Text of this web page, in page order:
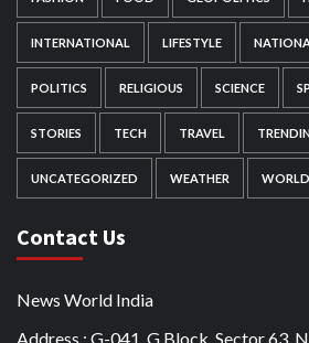
INTERNATIONAL LIFESTYLE
POLITICS RELIGIOUS SCIENCE
STORIES TECH TRAVEL
UNCATEGORIZED WEATHER WORLD
Contact Us
News World India
Address : G-041, G Block, Sector 63,